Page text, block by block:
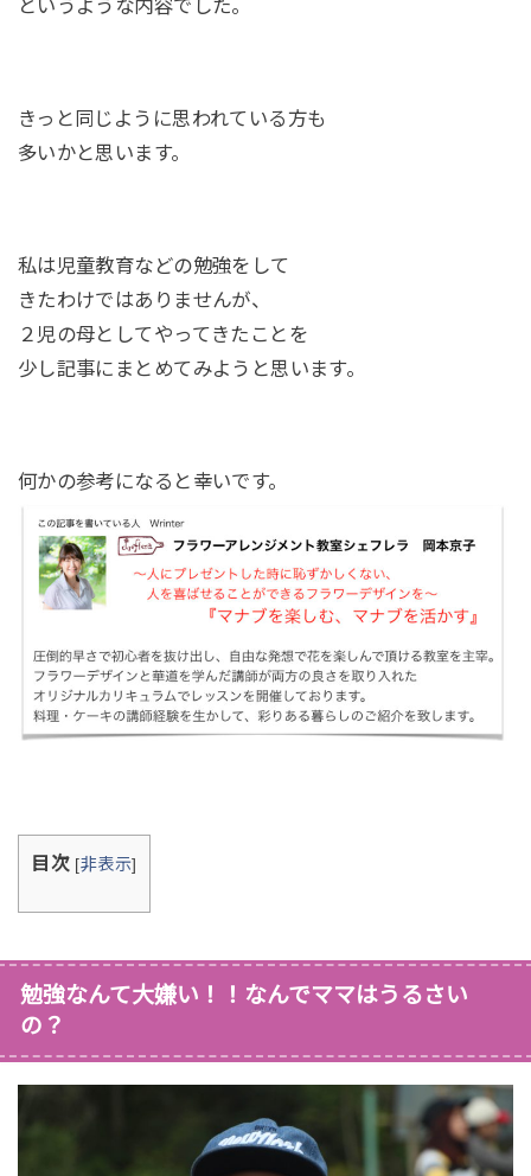
というような内容でした。
きっと同じように思われている方も
多いかと思います。
私は児童教育などの勉強をして
きたわけではありませんが、
２児の母としてやってきたことを
少し記事にまとめてみようと思います。
何かの参考になると幸いです。
目次 [非表示]
勉強なんて大嫌い！！なんでママはうるさい
の？